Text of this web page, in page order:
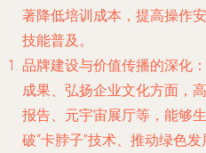
著降低培训成本，提高操作
技能普及。
品牌建设与价值传播的深化
成果、弘扬企业文化方面，
报告、元宇宙展厅等，能够
破“卡脖子”技术、推动绿色